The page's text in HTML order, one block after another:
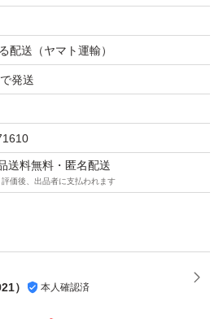
了まで、サポートいたします。
ですので、複数枚お求めの場合は
いです。
配送（ヤマト運輸）
発送
送料無料・匿名配送
価後、出品者に支払われます
） 本人確認済